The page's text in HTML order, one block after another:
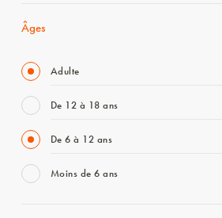
Âges
Adulte
De 12 à 18 ans
De 6 à 12 ans
Moins de 6 ans